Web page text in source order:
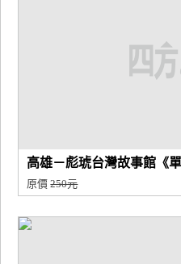
高雄－彪琥台灣故事館《
原價250元